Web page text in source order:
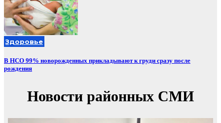
Здоровье
В НСО 99% новорожденных прикладывают к груди сразу после
рождения